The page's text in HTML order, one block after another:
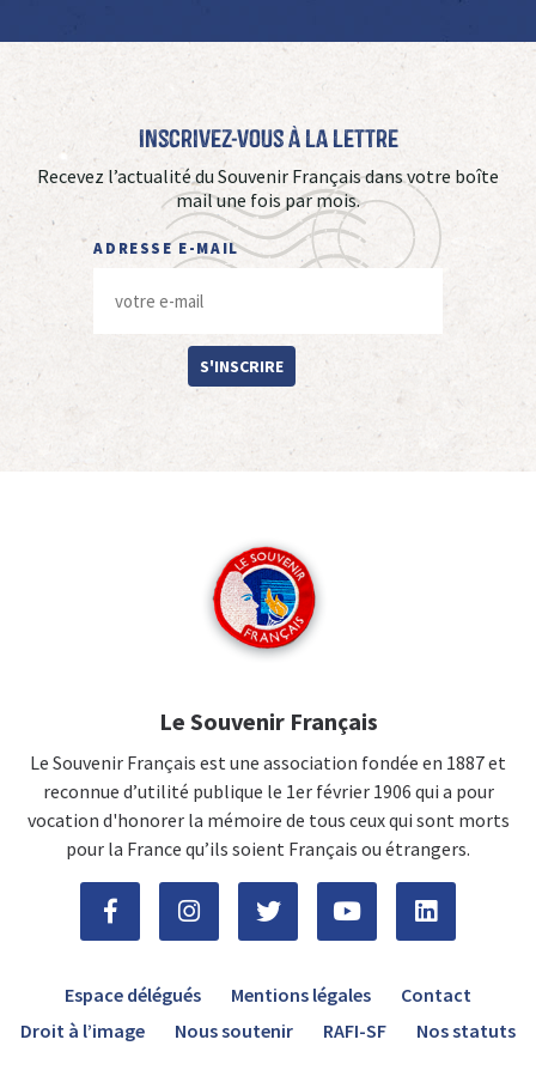
Inscrivez-vous à La Lettre
Recevez l’actualité du Souvenir Français dans votre boîte
mail une fois par mois.
ADRESSE E-MAIL
S'INSCRIRE
Le Souvenir Français
Le Souvenir Français est une association fondée en 1887 et
reconnue d’utilité publique le 1er février 1906 qui a pour
vocation d'honorer la mémoire de tous ceux qui sont morts
pour la France qu’ils soient Français ou étrangers.
Espace délégués Mentions légales
Contact
Droit à l’image
Nous soutenir RAFI-SF Nos statuts